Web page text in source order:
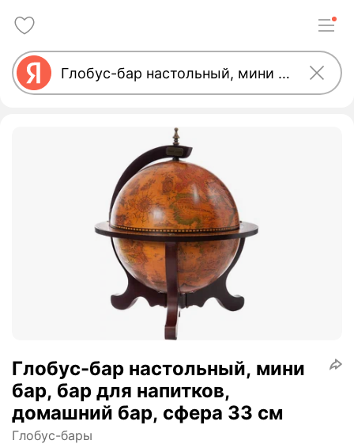
Глобус-бар настольный, мини
бар, бар для напитков,
домашний бар, сфера 33 см
Глобус-бары